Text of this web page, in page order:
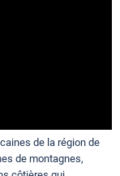
de la région de
de montagnes,